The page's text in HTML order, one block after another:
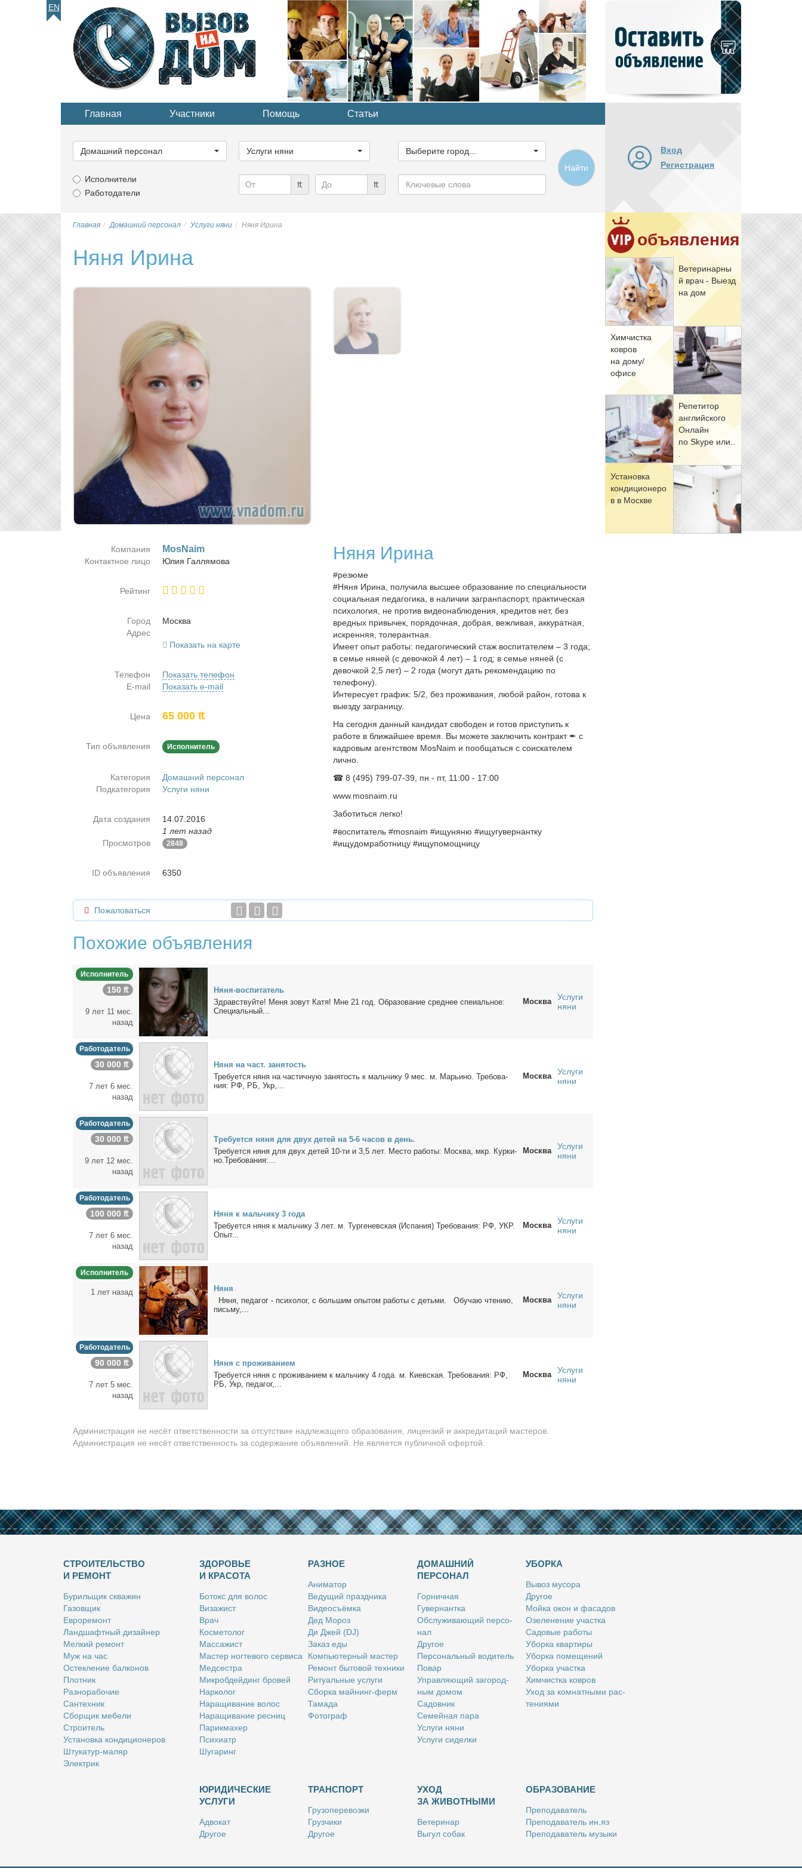
EN
объявление
Главная Участники Помощь Статьи
категорию...
Домашний персонал
категорию...
Услуги няни
город...
Выберите город...
Исполнители
Работодатели
₶ ₶
Ключевые
слова
Найти
Вход
Регистрация
объявления
Ве­те­ри­нар­ны
й врач - Вы­езд
на дом
Хим­чист­ка
ков­ров
на до­му/
офи­се
Ре­пе­ти­тор
ан­глий­ско­го
Он­лайн
по Skype или..
Уста­нов­ка
кон­ди­ци­о­не­ро
в в Москве
Главная Домашний персонал Услуги няни Няня Ирина
Няня Ирина
Няня Ирина
#резюме
#Няня Ирина, получила высшее образование по специальности
социальная педагогика, в наличии загранпаспорт, практическая
психология, не против видеонаблюдения, кредитов нет, без
вредных привычек, порядочная, добрая, вежливая, аккуратная,
искренняя, толерантная.
Имеет опыт работы: педагогический стаж воспитателем – 3 года;
в семье няней (с девочкой 4 лет) – 1 год; в семье няней (с
девочкой 2,5 лет) – 2 года (могут дать рекомендацию по
телефону).
Интересует график: 5/2, без проживания, любой район, готова к
выезду заграницу.
На сегодня данный кандидат свободен и готов приступить к
работе в ближайшее время. Вы можете заключить контракт ✒ с
кадровым агентством MosNaim и пообщаться с соискателем
лично.
☎ 8 (495) 799-07-39, пн - пт, 11:00 - 17:00
www.mosnaim.ru
Заботиться легко!
#воспитатель #mosnaim #ищуняню #ищугувернантку
#ищудомработницу #ищупомощницу
Компания MosNaim
Контактное лицо Юлия Гал­ля­мо­ва
Рейтинг
Город
Москва
Адрес
Показать на карте
Телефон
Показать телефон
E-mail
Показать e-mail
Цена 65 000 ₶
Тип объявления Исполнитель
Категория
Домашний персонал
Подкатегория
Услуги няни
Дата создания
14.07.2016
1 лет назад
Просмотров
2848
ID объявления 6350
Пожаловаться
Похожие объявления
Исполнитель
150 ₶
9 лет 11 мес.
назад
Ня­ня-вос­пи­та­тель
Здрав­ствуй­те! Ме­ня зо­вут Ка­тя! Мне 21 год. Об­ра­зо­ва­ние сред­нее спе­и­аль­ное:
Спе­ци­аль­ный...
Москва
Услуги
няни
Работодатель
30 000 ₶
7 лет 6 мес.
назад
Ня­ня на част. за­ня­тость
Тре­бу­ет­ся ня­ня на ча­стич­ную за­ня­тость к маль­чи­ку 9 мес. м. Ма­рьи­но. Тре­бо­ва­
ния: РФ, РБ, Укр,...
Москва
Услуги
няни
Работодатель
30 000 ₶
9 лет 12 мес.
назад
Тре­бу­ет­ся ня­ня для двух де­тей на 5-6 ча­сов в день.
Тре­бу­ет­ся ня­ня для двух де­тей 10-ти и 3,5 лет. Ме­сто ра­бо­ты: Москва, мкр. Кур­ки­
но.Тре­бо­ва­ния:...
Москва
Услуги
няни
Работодатель
100 000 ₶
7 лет 6 мес.
назад
Ня­ня к маль­чи­ку 3 го­да
Тре­бу­ет­ся ня­ня к маль­чи­ку 3 лет. м. Тур­ге­нев­ская (Ис­па­ния) Тре­бо­ва­ния: РФ, УКР.
Опыт...
Москва
Услуги
няни
Исполнитель
1 лет назад
Ня­ня
Ня­ня, пе­да­гог - пси­хо­лог, с боль­шим опы­том ра­бо­ты с детьми. Обу­чаю чте­нию,
пись­му,...
Москва
Услуги
няни
Работодатель
90 000 ₶
7 лет 5 мес.
назад
Ня­ня с про­жи­ва­ни­ем
Тре­бу­ет­ся ня­ня с про­жи­ва­ни­ем к маль­чи­ку 4 го­да. м. Ки­ев­ская. Тре­бо­ва­ния: РФ,
РБ, Укр, пе­да­гог,...
Москва
Услуги
няни
Администрация не несёт ответственности за отсутствие надлежащего образования, лицензий и аккредитаций мастеров.
Администрация не несёт ответственность за содержание объявлений. Не является публичной офертой.
СТРОИТЕЛЬСТВО
И РЕМОНТ
Бу­риль­щик сква­жин
Га­зов­щик
Ев­ро­ре­монт
Ланд­шафт­ный ди­зай­нер
Мел­кий ре­монт
Муж на час
Остек­ле­ние бал­ко­нов
Плот­ник
Раз­но­ра­бо­чие
Сан­тех­ник
Сбор­щик ме­бе­ли
Стро­и­тель
Уста­нов­ка кон­ди­ци­о­не­ров
Шту­ка­тур-ма­ляр
Элек­трик
ЗДОРОВЬЕ
И КРАСОТА
Бо­токс для во­лос
Ви­за­жист
Врач
Кос­ме­то­лог
Мас­са­жист
Ма­стер ног­те­во­го сер­ви­са
Мед­сест­ра
Мик­роб­дей­динг бро­вей
Нар­ко­лог
На­ра­щи­ва­ние во­лос
На­ра­щи­ва­ние рес­ниц
Па­рик­махер
Пси­хи­атр
Шу­га­ринг
РАЗНОЕ
Ани­ма­тор
Ве­ду­щий празд­ни­ка
Ви­део­съём­ка
Дед Мо­роз
Ди Джей (DJ)
За­каз еды
Ком­пью­тер­ный ма­стер
Ре­монт бы­то­вой тех­ни­ки
Ри­ту­аль­ные услу­ги
Сбор­ка май­нинг-ферм
Та­ма­да
Фо­то­граф
ДОМАШНИЙ
ПЕРСОНАЛ
Гор­нич­ная
Гу­вер­нант­ка
Об­слу­жи­ва­ю­щий пер­со­
нал
Дру­гое
Пер­со­наль­ный во­ди­тель
По­вар
Управ­ля­ю­щий за­го­род­
ным до­мом
Са­дов­ник
Се­мей­ная па­ра
Услу­ги ня­ни
Услу­ги си­дел­ки
УБОРКА
Вы­воз му­со­ра
Дру­гое
Мой­ка окон и фа­са­дов
Озе­ле­не­ние участ­ка
Са­до­вые ра­бо­ты
Убор­ка квар­ти­ры
Убор­ка по­ме­ще­ний
Убор­ка участ­ка
Хим­чист­ка ков­ров
Уход за ком­нат­ны­ми рас­
те­ни­я­ми
ЮРИДИЧЕСКИЕ
УСЛУГИ
Адво­кат
Дру­гое
Ри­эл­тор
ТРАНСПОРТ
Гру­зо­пе­ре­воз­ки
Груз­чи­ки
Дру­гое
Так­си
УХОД
ЗА ЖИВОТНЫМИ
Ве­те­ри­нар
Вы­гул со­бак
Стриж­ка жи­вот­ных
ОБРАЗОВАНИЕ
Пре­по­да­ва­тель
Пре­по­да­ва­тель ин.яз
Пре­по­да­ва­тель му­зы­ки